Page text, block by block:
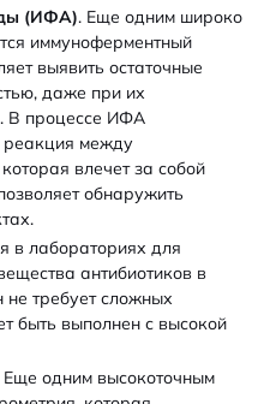
(ИФА). Еще одним широко
иммуноферментный
выявить остаточные
даже при их
В процессе ИФА
реакция между
влечет за собой
обнаружить
в лабораториях для
антибиотиков в
не требует сложных
быть выполнен с высокой
Еще одним высокоточным